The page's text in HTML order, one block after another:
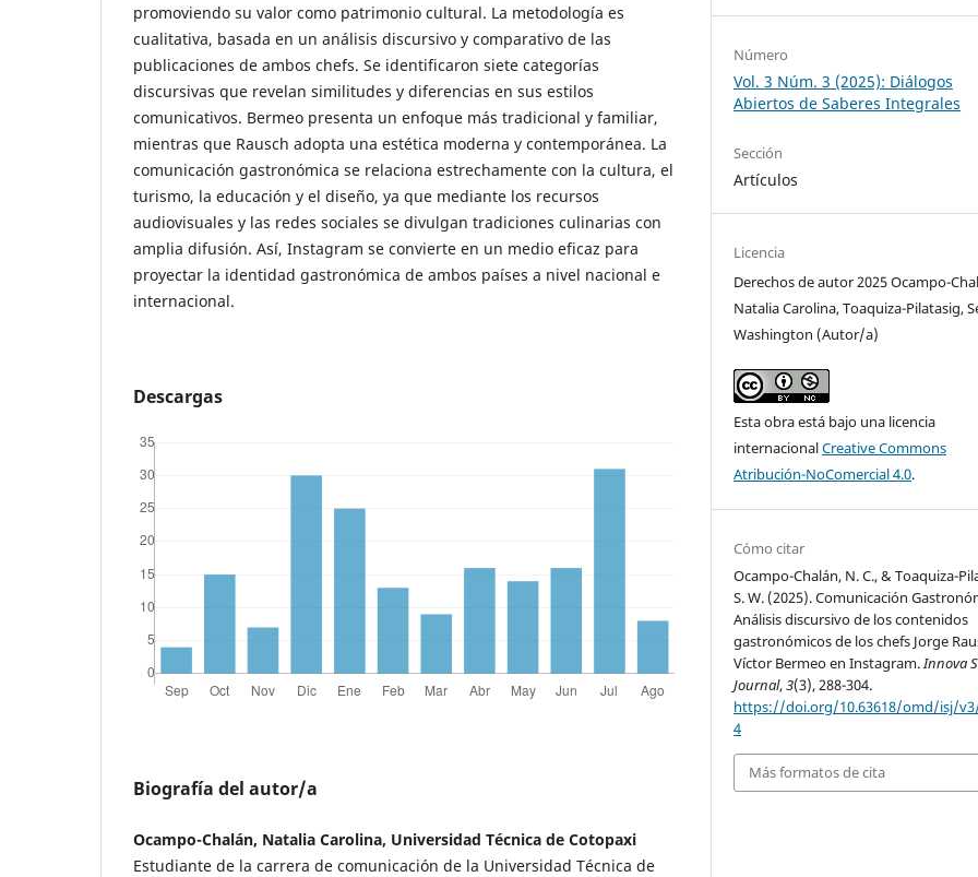
promoviendo su valor como patrimonio cultural. La metodología es
cualitativa, basada en un análisis discursivo y comparativo de las
publicaciones de ambos chefs. Se identificaron siete categorías
discursivas que revelan similitudes y diferencias en sus estilos
comunicativos. Bermeo presenta un enfoque más tradicional y familiar,
mientras que Rausch adopta una estética moderna y contemporánea. La
comunicación gastronómica se relaciona estrechamente con la cultura, el
turismo, la educación y el diseño, ya que mediante los recursos
audiovisuales y las redes sociales se divulgan tradiciones culinarias con
amplia difusión. Así, Instagram se convierte en un medio eficaz para
proyectar la identidad gastronómica de ambos países a nivel nacional e
internacional.
Descargas
Biografía del autor/a
Ocampo-Chalán, Natalia Carolina, Universidad Técnica de Cotopaxi
Estudiante de la carrera de comunicación de la Universidad Técnica de
Número
Vol. 3 Núm. 3 (2025): Diálogos
Abiertos de Saberes Integrales
Sección
Artículos
Licencia
Derechos de autor 2025 Ocampo-
Natalia Carolina, Toaquiza-Pilatasig,
Washington (Autor/a)
Esta obra está bajo una licencia
internacionalCreative Commons
Atribución-NoComercial 4.0.
Cómo citar
Ocampo-Chalán, N. C., & Toaquiza-
S. W. (2025). Comunicación
Análisis discursivo de los contenidos
gastronómicos de los chefs Jorge
Víctor Bermeo en Instagram.Innova
Journal,3(3), 288-304.
https://doi.org/10.63618/omd/isj/
4
Más formatos de cita